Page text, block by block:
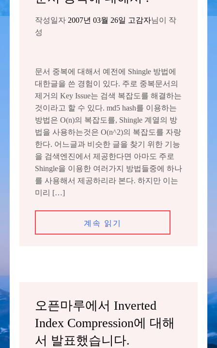
작성일자 2007년 03월 26일 고감자님이 작
성
문서 중복에 대해서 예전에 Shingle 방법에
대한글을 쓴 경험이 있다. 주로 중복문서의
제거의 Key Issue는 검색 복잡도를 해결하는
것이라고 할 수 있다. md5 hash를 이용하는
방법은 O(n)의 복잡도를, Shingle 계열의 방
법을 사용하는것은 O(n^2)의 복잡도를 자랑
한다. 어느글과 비슷한 글을 찾기 위한 기능
을 검색엔진에서 제공한다면 아마도 주로
Shingle을 이용한 여러가지 방법들중에 하나
를 사용해서 제공하리라 본다. 하지만 이는
미리 […]
계속 읽기
오픈마루에서 Inverted
Index Compression에 대해
서 발표했습니다.